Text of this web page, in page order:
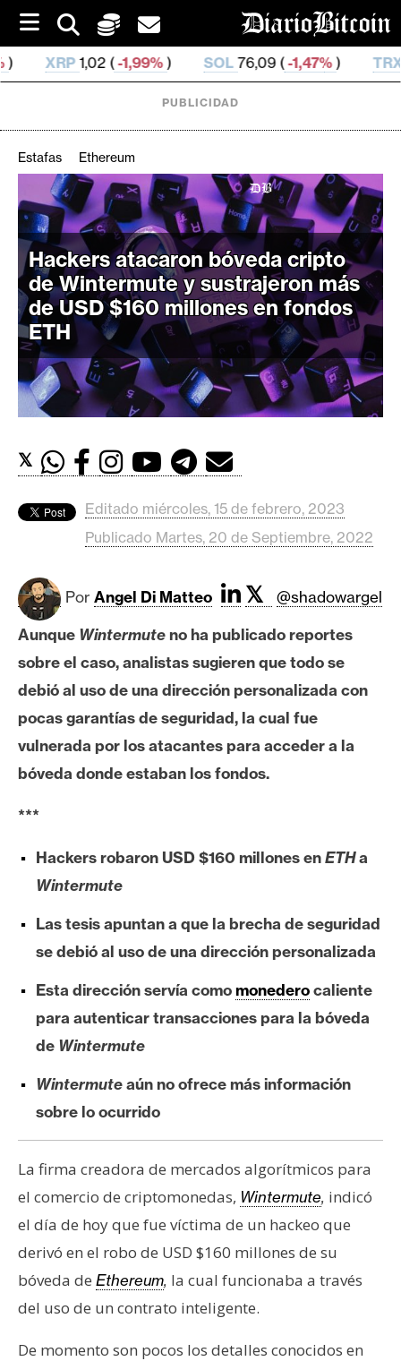
i
p
t
o
-1,99%) SOL76,09 (-1,47%) TRX0,330 581 (
C
r
i
p
t
o
M
e
r
c
o
t
o
i
n
E
t
e
u
A
A
n
l
i
s
i
N
t
a
PUBLICIDAD
Estafas Ethereum
Hackers atacaron bóveda cripto
de Wintermute y sustrajeron más
de USD $160 millones en fondos
ETH
𝕏
Editado miércoles, 15 de febrero, 2023
Publicado Martes, 20 de Septiembre, 2022
Por Angel Di Matteo 𝕏
@shadowargel
Aunque Wintermuteno ha publicado reportes
sobre el caso, analistas sugieren que todo se
debió al uso de una dirección personalizada con
pocas garantías de seguridad, la cual fue
vulnerada por los atacantes para acceder a la
bóveda donde estaban los fondos.
***
Hackers robaron USD $160 millones enETHa
Wintermute
Las tesis apuntan a que la brecha de seguridad
se debió al uso de una dirección personalizada
Esta dirección servía comomonederocaliente
para autenticar transacciones para la bóveda
de Wintermute
Wintermuteaún no ofrece más información
sobre lo ocurrido
La firma creadora de mercados algorítmicos para
el comercio de criptomonedas, Wintermute, indicó
el día de hoy que fue víctima de un hackeo que
derivó en el robo de USD $160 millones de su
bóveda de Ethereum, la cual funcionaba a través
del uso de un contrato inteligente.
De momento son pocos los detalles conocidos en